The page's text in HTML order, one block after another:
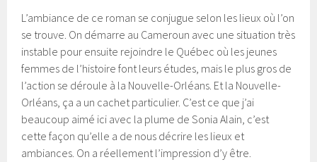
L’ambiance de ce roman se conjugue selon les lieux où l’on
se trouve. On démarre au Cameroun avec une situation très
instable pour ensuite rejoindre le Québec où les jeunes
femmes de l’histoire font leurs études, mais le plus gros de
l’action se déroule à la Nouvelle-Orléans. Et la Nouvelle-
Orléans, ça a un cachet particulier. C’est ce que j’ai
beaucoup aimé ici avec la plume de Sonia Alain, c’est
cette façon qu’elle a de nous décrire les lieux et
ambiances. On a réellement l’impression d’y être.